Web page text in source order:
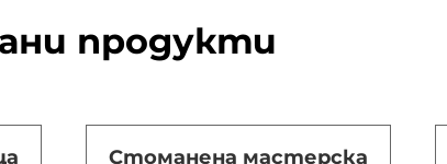
продукти
Стоманена мастерска